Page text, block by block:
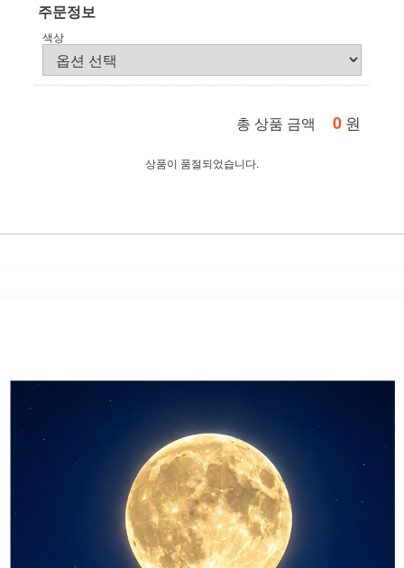
주문정보
색상
총 상품 금액 0 원
상품이 품절되었습니다.